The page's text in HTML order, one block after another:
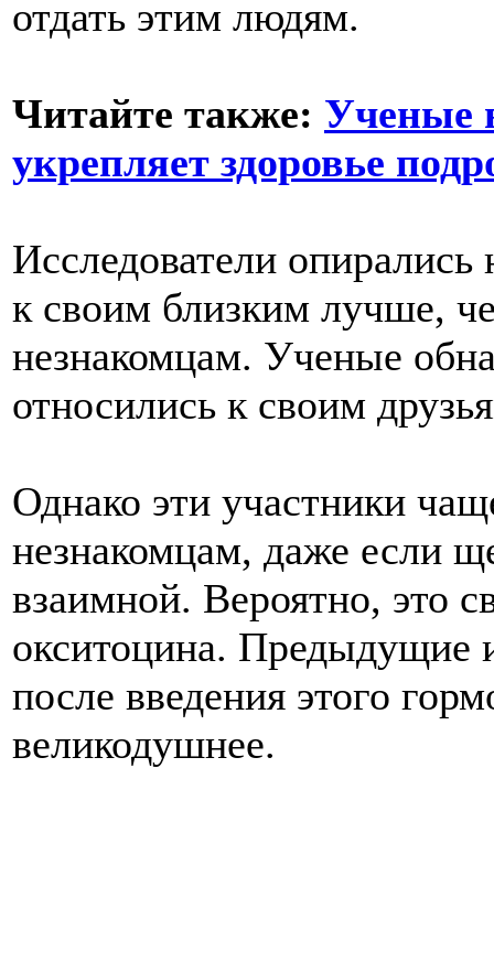
отдать этим людям.
Читайте также: Ученые
укрепляет здоровье
Исследователи
к своим близким лучше,
незнакомцам. Ученые
относились к своим
Однако эти участники
незнакомцам, даже если
взаимной. Вероятно, это
окситоцина. Предыдущие
после введения этого
великодушнее.